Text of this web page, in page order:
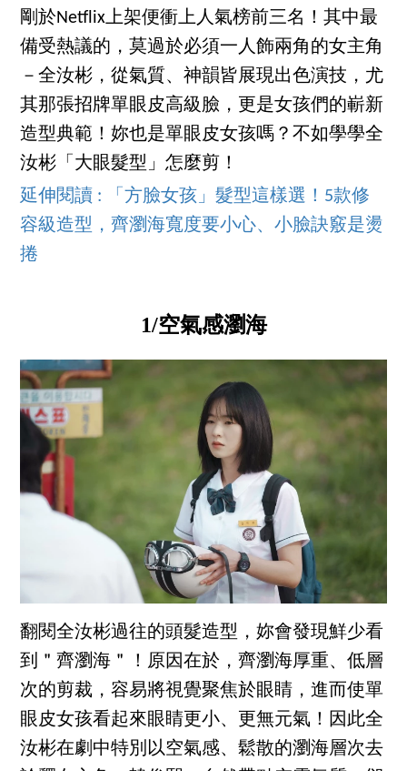
剛於Netflix上架便衝上人氣榜前三名！其中最
備受熱議的，莫過於必須一人飾兩角的女主角
－全汝彬，從氣質、神韻皆展現出色演技，尤
其那張招牌單眼皮高級臉，更是女孩們的嶄新
造型典範！妳也是單眼皮女孩嗎？不如學學全
汝彬「大眼髮型」怎麼剪！
延伸閱讀 : 「方臉女孩」髮型這樣選！5款修
容級造型，齊瀏海寬度要小心、小臉訣竅是燙
捲
1/空氣感瀏海
翻閱全汝彬過往的頭髮造型，妳會發現鮮少看
到＂齊瀏海＂！原因在於，齊瀏海厚重、低層
次的剪裁，容易將視覺聚焦於眼睛，進而使單
眼皮女孩看起來眼睛更小、更無元氣！因此全
汝彬在劇中特別以空氣感、鬆散的瀏海層次去